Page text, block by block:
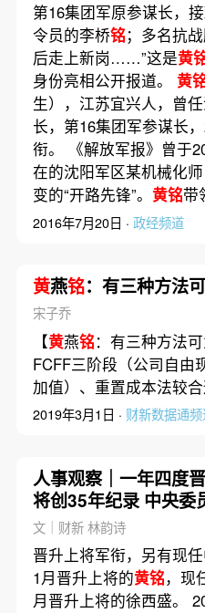
第16集团军原参谋长，
令员的李桥铭；多名抗
后走上新岗……”这是黄
身份亮相公开报道。 黄
生），江苏宜兴人，曾
长，第16集团军参谋长
衔。 《解放军报》曾于
在的沈阳军区某机械化
变的“开路先锋”。 黄铭带
2016年7月20日 · 政经频道
黄燕铭：有三种方法
宋子乔
【黄燕铭：有三种方法
FCFF三阶段（公司自由
加值）、重置成本法较
2019年3月1日 · 财新数据通
人事观察｜一年四度
将创35年纪录 中央委
全、胡中明晋衔
文｜财新 林韵诗
晋升上将军衔，另有现
1月晋升上将的黄铭，现
月晋升上将的徐西盛。